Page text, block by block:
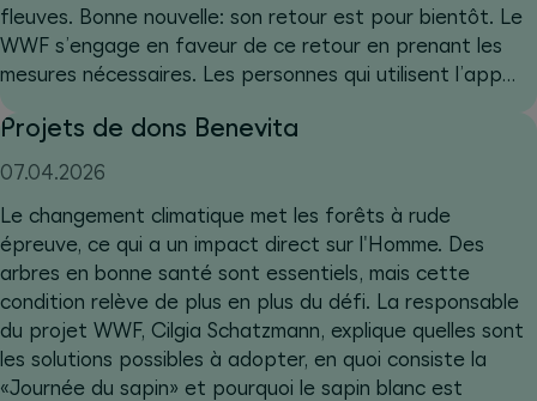
fleuves. Bonne nouvelle: son retour est pour bientôt. Le
WWF s’engage en faveur de ce retour en prenant les
mesures nécessaires. Les personnes qui utilisent l’app
Projets de dons Benevita
07.04.2026
Le changement climatique met les forêts à rude
épreuve, ce qui a un impact direct sur l'Homme. Des
arbres en bonne santé sont essentiels, mais cette
condition relève de plus en plus du défi. La responsable
du projet WWF, Cilgia Schatzmann, explique quelles sont
les solutions possibles à adopter, en quoi consiste la
«Journée du sapin» et pourquoi le sapin blanc est